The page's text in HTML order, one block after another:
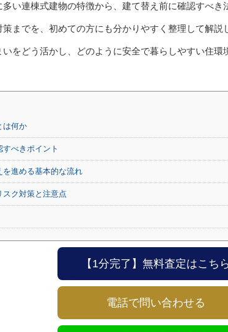
い連棟式建物の特徴から、建て替え前に確認すべ
までを、初めての方にも分かりやすく整理して解説
をどう活かし、どのように安全で暮らしやすい住
は何か
すべきポイント
を進める基本的な流れ
スク対策と注意点
【1分完了】無料査定はこちら
電話で問い合わせる